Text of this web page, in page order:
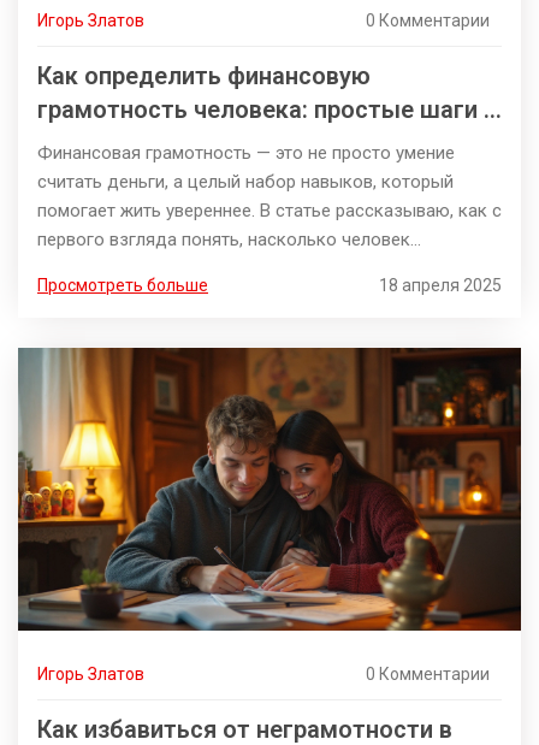
Игорь Златов 0 Комментарии
Как определить финансовую
грамотность человека: простые шаги и
реальные признаки
Финансовая грамотность — это не просто умение
считать деньги, а целый набор навыков, который
помогает жить увереннее. В статье рассказываю, как с
первого взгляда понять, насколько человек
кредиты годами, а другие легко откладывают на
признаки и советы, которые покажут реальный
уровень знаний. Статья подходит тем, кто хочет
быстро проверить себя или окружающих.
Просмотреть больше 18 апреля 2025
Игорь Златов 0 Комментарии
Как избавиться от неграмотности в